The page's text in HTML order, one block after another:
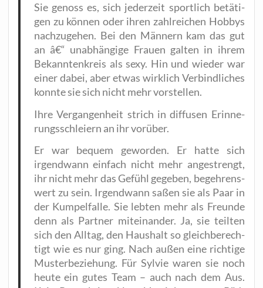
Sie genoss es, sich jeder­zeit sport­lich betä­ti­
gen zu kön­nen oder ihren zahl­rei­chen Hob­bys
nach­zu­ge­hen. Bei den Män­nern kam das gut
an â€“ unab­hän­gi­ge Frau­en gal­ten in ihrem
Bekann­ten­kreis als sexy. Hin und wie­der war
einer dabei, aber etwas wirk­lich Ver­bind­li­ches
konn­te sie sich nicht mehr vorstellen.
Ihre Ver­gan­gen­heit strich in dif­fu­sen Erin­ne­
rungs­schlei­ern an ihr vorüber.
Er war bequem gewor­den. Er hat­te sich
irgend­wann ein­fach nicht mehr ange­strengt,
ihr nicht mehr das Gefühl gege­ben, begeh­rens­
wert zu sein. Irgend­wann saßen sie als Paar in
der Kum­pel­fal­le. Sie leb­ten mehr als Freun­de
denn als Part­ner mit­ein­an­der. Ja, sie teil­ten
sich den All­tag, den Haus­halt so gleich­be­rech­
tigt wie es nur ging. Nach außen eine rich­ti­ge
Mus­ter­be­zie­hung. Für Syl­vie waren sie noch
heu­te ein gutes Team – auch nach dem Aus.